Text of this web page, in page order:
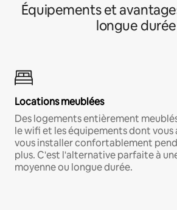
Équipements et
longue durée
Locations meublées
Des logements entièrement
le wifi et les équipements dont vous
vous installer confortablement
plus. C'est l'alternative parfaite à
moyenne ou longue durée.